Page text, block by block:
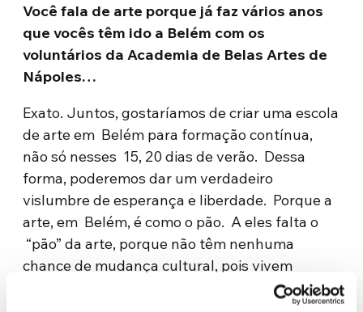
Você fala de arte porque já faz vários anos
que vocês têm ido a Belém com os
voluntários da Academia de Belas Artes de
Nápoles…
Exato. Juntos, gostaríamos de criar uma escola
de arte em Belém para formação contínua,
não só nesses 15, 20 dias de verão. Dessa
forma, poderemos dar um verdadeiro
vislumbre de esperança e liberdade. Porque a
arte, em Belém, é como o pão. A eles falta o
“pão” da arte, porque não têm nenhuma
chance de mudança cultural, pois vivem